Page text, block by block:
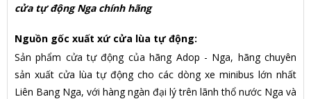
cửa tự động Nga chính hãng
Nguồn gốc xuất xứ cửa lùa tự động:
Sản phẩm cửa tự động của hãng Adop - Nga, hãng chuyên
sản xuất cửa lùa tự động cho các dòng xe minibus lớn nhất
Liên Bang Nga, với hàng ngàn đại lý trên lãnh thổ nước Nga và